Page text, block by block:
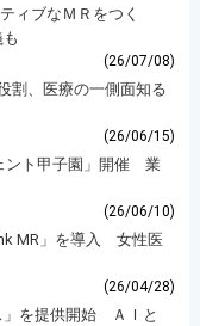
ィブなＭＲをつく
(26/07/08)
割、医療の一側面知る
(26/06/15)
ント甲子園」開催 業
(26/06/10)
MR」を導入 女性医
(26/04/28)
」を提供開始 ＡＩと